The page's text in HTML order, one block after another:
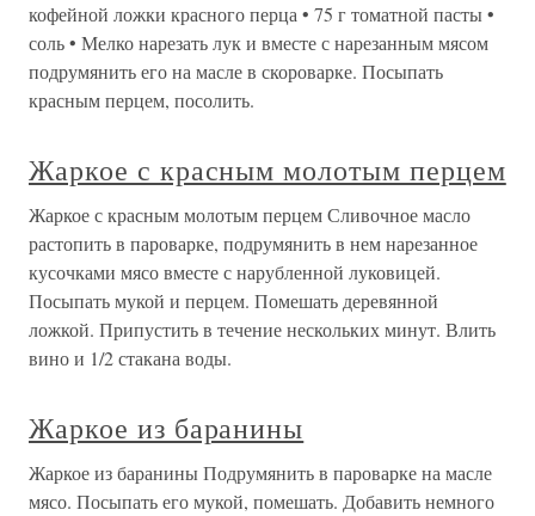
кофейной ложки красного перца • 75 г томатной пасты •
соль • Мелко нарезать лук и вместе с нарезанным мясом
подрумянить его на масле в скороварке. Посыпать
красным перцем, посолить.
Жаркое с красным молотым перцем
Жаркое с красным молотым перцем Сливочное масло
растопить в пароварке, подрумянить в нем нарезанное
кусочками мясо вместе с нарубленной луковицей.
Посыпать мукой и перцем. Помешать деревянной
ложкой. Припустить в течение нескольких минут. Влить
вино и 1/2 стакана воды.
Жаркое из баранины
Жаркое из баранины Подрумянить в пароварке на масле
мясо. Посыпать его мукой, помешать. Добавить немного